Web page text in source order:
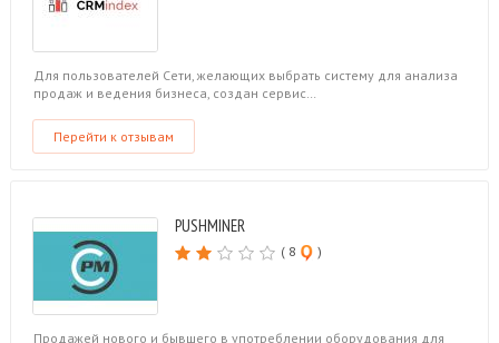
Для пользователей Сети, желающих выбрать систему для анализа
продаж и ведения бизнеса, создан сервис…
Перейти к отзывам
PUSHMINER
( 8 )
Продажей нового и бывшего в употреблении оборудования для